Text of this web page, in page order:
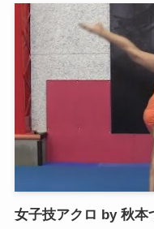
女子技アクロ by 秋本